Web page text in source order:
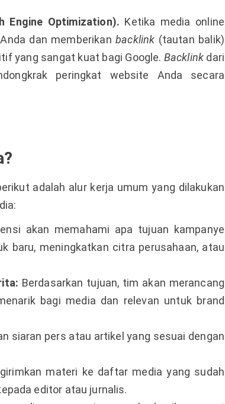
Engine Optimization). Ketika media online
dan memberikanbacklink (tautan balik)
yang sangat kuat bagi Google. Backlink dari
peringkat website Anda secara
adalah alur kerja umum yang dilakukan
akan memahami apa tujuan kampanye
baru, meningkatkan citra perusahaan, atau
Berdasarkan tujuan, tim akan merancang
bagi media dan relevan untuk brand
siaran pers atau artikel yang sesuai dengan
materi ke daftar media yang sudah
editor atau jurnalis.